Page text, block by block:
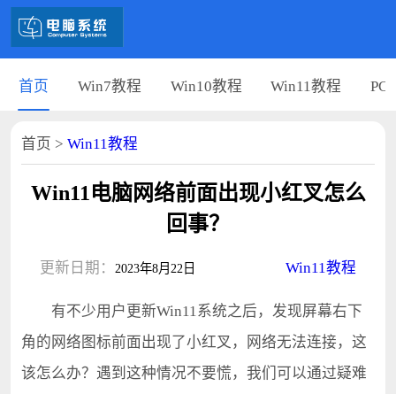
首页 Win7教程 Win10教程 Win11教程 PC
首页 > Win11教程
Win11电脑网络前面出现小红叉怎么
回事？
更新日期： 2023年8月22日 Win11教程
有不少用户更新Win11系统之后，发现屏幕右下
角的网络图标前面出现了小红叉，网络无法连接，这
该怎么办？遇到这种情况不要慌，我们可以通过疑难